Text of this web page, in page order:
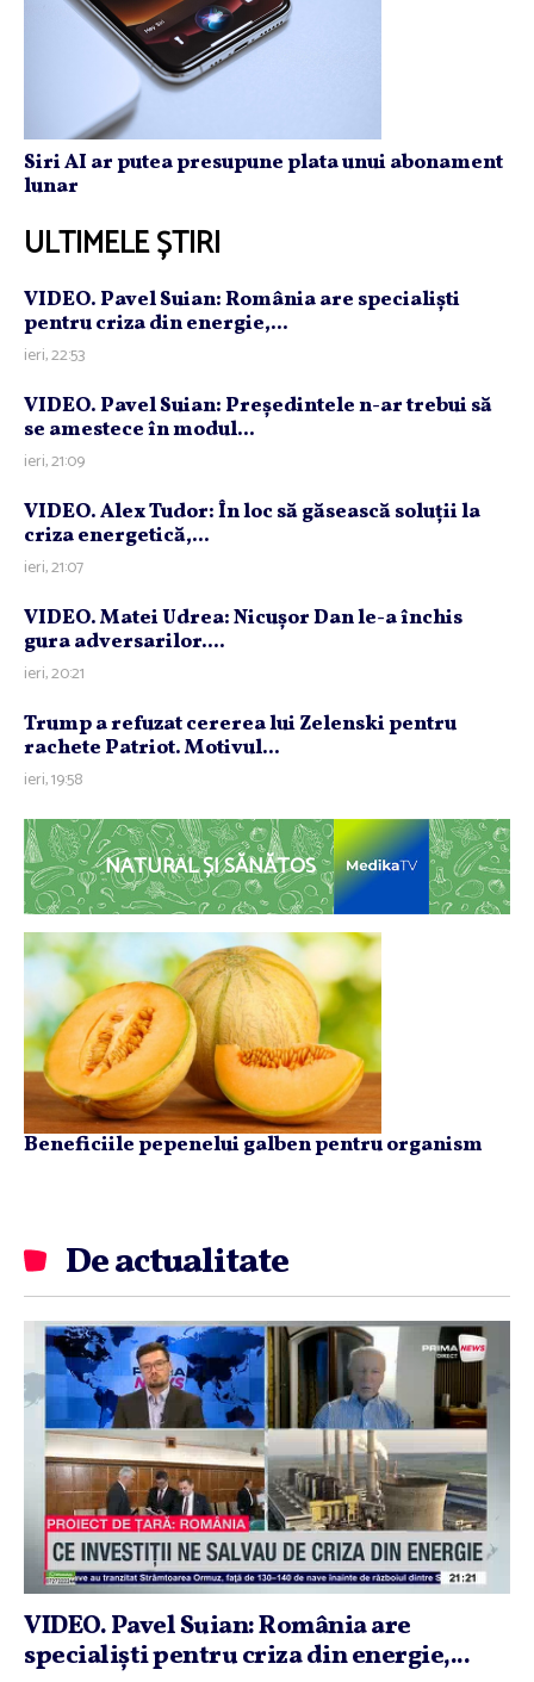
Siri AI ar putea presupune plata unui abonament
lunar
ULTIMELE ȘTIRI
VIDEO. Pavel Suian: România are specialişti
pentru criza din energie,...
ieri, 22:53
VIDEO. Pavel Suian: Preşedintele n-ar trebui să
se amestece în modul...
ieri, 21:09
VIDEO. Alex Tudor: În loc să găsească soluţii la
criza energetică,...
ieri, 21:07
VIDEO. Matei Udrea: Nicuşor Dan le-a închis
gura adversarilor....
ieri, 20:21
Trump a refuzat cererea lui Zelenski pentru
rachete Patriot. Motivul...
ieri, 19:58
NATURAL ȘI SĂNĂTOS
Beneficiile pepenelui galben pentru organism
De actualitate
VIDEO. Pavel Suian: România are
specialişti pentru criza din energie,...